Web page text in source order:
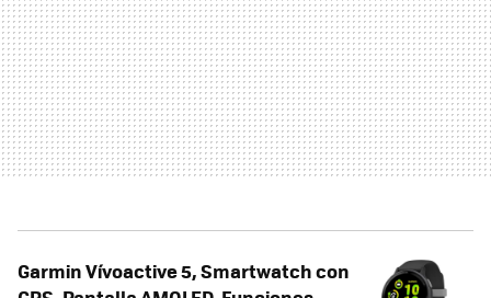
Garmin Vívoactive 5, Smartwatch con